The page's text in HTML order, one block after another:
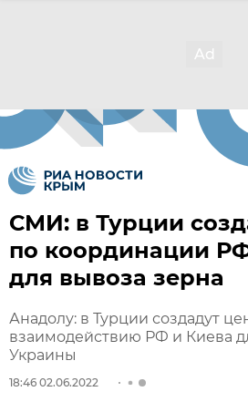
СМИ: в Турции
по координации
для вывоза зерна
Анадолу: в Турции создадут
взаимодействию РФ и Киева
Украины
18:46 02.06.2022